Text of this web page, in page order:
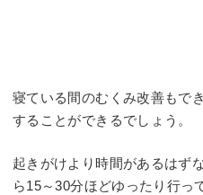
寝ている間のむくみ改善もで
することができるでしょう。
起きがけより時間があるはず
ら15～30分ほどゆったり行っ